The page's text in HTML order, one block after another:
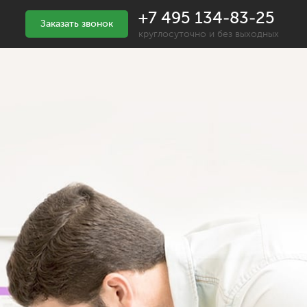
Заказать звонок +7 495 134-83-25
круглосуточно и без выходных